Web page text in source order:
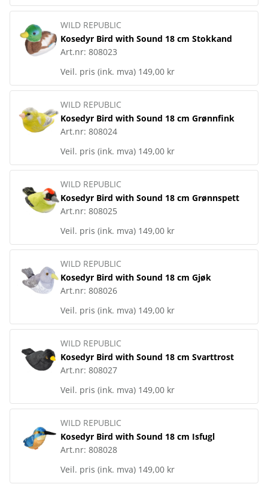
WILD REPUBLIC
Kosedyr Bird with Sound 18 cm Stokkand
Art.nr: 808023
Veil. pris (ink. mva) 149,00 kr
WILD REPUBLIC
Kosedyr Bird with Sound 18 cm Grønnfink
Art.nr: 808024
Veil. pris (ink. mva) 149,00 kr
WILD REPUBLIC
Kosedyr Bird with Sound 18 cm Grønnspett
Art.nr: 808025
Veil. pris (ink. mva) 149,00 kr
WILD REPUBLIC
Kosedyr Bird with Sound 18 cm Gjøk
Art.nr: 808026
Veil. pris (ink. mva) 149,00 kr
WILD REPUBLIC
Kosedyr Bird with Sound 18 cm Svarttrost
Art.nr: 808027
Veil. pris (ink. mva) 149,00 kr
WILD REPUBLIC
Kosedyr Bird with Sound 18 cm Isfugl
Art.nr: 808028
Veil. pris (ink. mva) 149,00 kr